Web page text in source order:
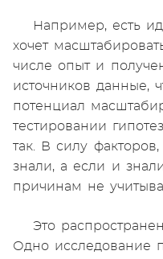
Например, есть
хочет
числе опыт и
источников данные,
потенциал
тестировании
так. В силу
знали, а если и
причинам не
Это
Одно исследование